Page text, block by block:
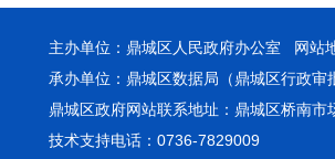
主办单位：鼎城区人民政府办公室 网站
承办单位：鼎城区数据局（鼎城区行政审
鼎城区政府网站联系地址：鼎城区桥南市
技术支持电话：0736-7829009